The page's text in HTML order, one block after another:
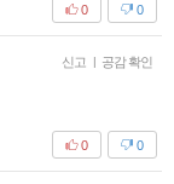
0
0
신고 | 공감 확인
0
0